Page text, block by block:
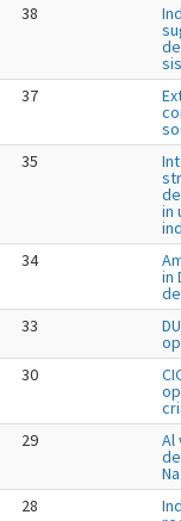
38
37
35
in
34
in
33
30
29 Al
28